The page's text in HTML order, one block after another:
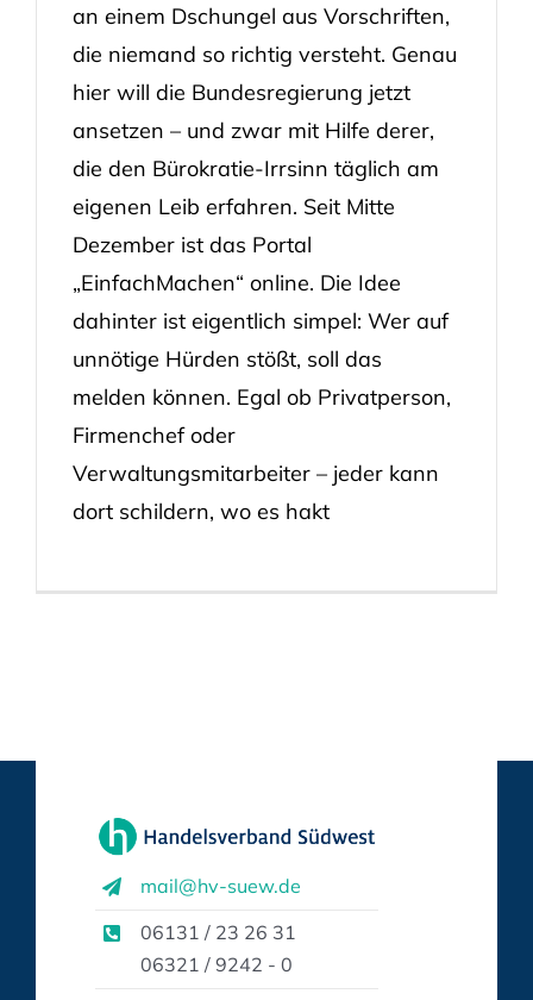
an einem Dschungel aus Vorschriften,
die niemand so richtig versteht. Genau
hier will die Bundesregierung jetzt
ansetzen – und zwar mit Hilfe derer,
die den Bürokratie-Irrsinn täglich am
eigenen Leib erfahren. Seit Mitte
Dezember ist das Portal
„EinfachMachen“ online. Die Idee
dahinter ist eigentlich simpel: Wer auf
unnötige Hürden stößt, soll das
melden können. Egal ob Privatperson,
Firmenchef oder
Verwaltungsmitarbeiter – jeder kann
dort schildern, wo es hakt
mail@hv-suew.de
06131 / 23 26 31
06321 / 9242 - 0